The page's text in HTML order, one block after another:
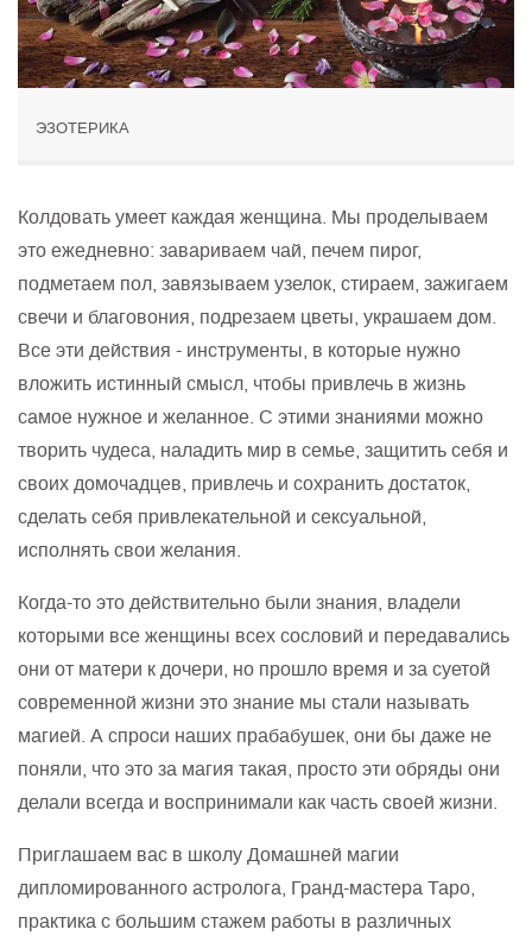
ЭЗОТЕРИКА
Колдовать умеет каждая женщина. Мы проделываем
это ежедневно: завариваем чай, печем пирог,
подметаем пол, завязываем узелок, стираем, зажигаем
свечи и благовония, подрезаем цветы, украшаем дом.
Все эти действия - инструменты, в которые нужно
вложить истинный смысл, чтобы привлечь в жизнь
самое нужное и желанное. С этими знаниями можно
творить чудеса, наладить мир в семье, защитить себя и
своих домочадцев, привлечь и сохранить достаток,
сделать себя привлекательной и сексуальной,
исполнять свои желания.
Когда-то это действительно были знания, владели
которыми все женщины всех сословий и передавались
они от матери к дочери, но прошло время и за суетой
современной жизни это знание мы стали называть
магией. А спроси наших прабабушек, они бы даже не
поняли, что это за магия такая, просто эти обряды они
делали всегда и воспринимали как часть своей жизни.
Приглашаем вас в школу Домашней магии
дипломированного астролога, Гранд-мастера Таро,
практика с большим стажем работы в различных